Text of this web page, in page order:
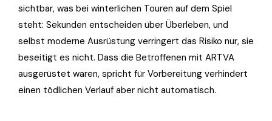
sichtbar, was bei winterlichen Touren auf dem Spiel
steht: Sekunden entscheiden über Überleben, und
selbst moderne Ausrüstung verringert das Risiko nur, sie
beseitigt es nicht. Dass die Betroffenen mit ARTVA
ausgerüstet waren, spricht für Vorbereitung verhindert
einen tödlichen Verlauf aber nicht automatisch.